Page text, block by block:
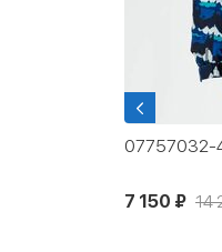
07757032-
7 150 ₽ 14